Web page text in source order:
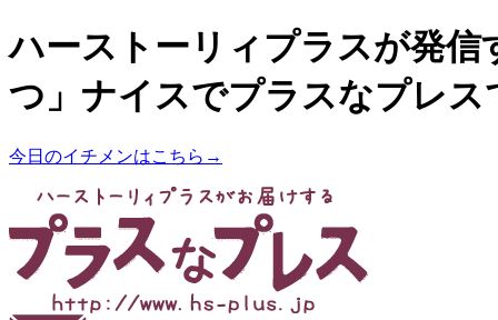
ハーストーリィプラスが発信
つ」ナイスでプラスなプレス
今日のイチメンはこちら→